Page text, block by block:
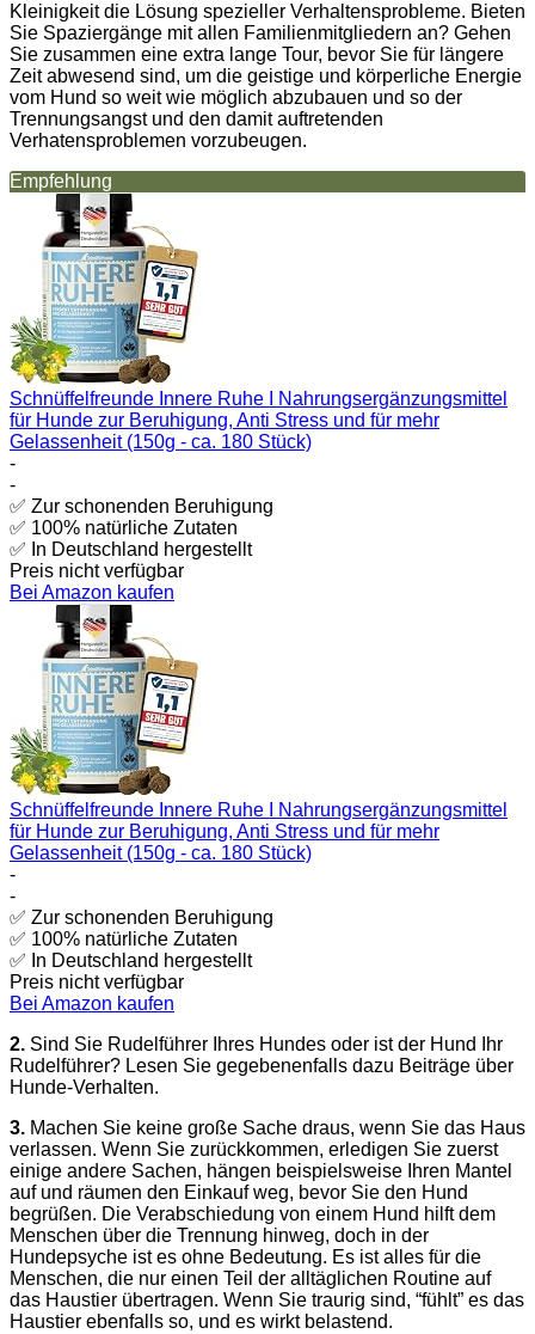
Kleinigkeit die Lösung spezieller Verhaltensprobleme. Bieten
Sie Spaziergänge mit allen Familienmitgliedern an? Gehen
Sie zusammen eine extra lange Tour, bevor Sie für längere
Zeit abwesend sind, um die geistige und körperliche Energie
vom Hund so weit wie möglich abzubauen und so der
Trennungsangst und den damit auftretenden
Verhatensproblemen vorzubeugen.
Empfehlung
Schnüffelfreunde Innere Ruhe I Nahrungsergänzungsmittel
für Hunde zur Beruhigung, Anti Stress und für mehr
Gelassenheit (150g - ca. 180 Stück)
-
-
✅ Zur schonenden Beruhigung
✅ 100% natürliche Zutaten
✅ In Deutschland hergestellt
Preis nicht verfügbar
Bei Amazon kaufen
Schnüffelfreunde Innere Ruhe I Nahrungsergänzungsmittel
für Hunde zur Beruhigung, Anti Stress und für mehr
Gelassenheit (150g - ca. 180 Stück)
-
-
✅ Zur schonenden Beruhigung
✅ 100% natürliche Zutaten
✅ In Deutschland hergestellt
Preis nicht verfügbar
Bei Amazon kaufen
2. Sind Sie Rudelführer Ihres Hundes oder ist der Hund Ihr
Rudelführer? Lesen Sie gegebenenfalls dazu Beiträge über
Hunde-Verhalten.
3. Machen Sie keine große Sache draus, wenn Sie das Haus
verlassen. Wenn Sie zurückkommen, erledigen Sie zuerst
einige andere Sachen, hängen beispielsweise Ihren Mantel
auf und räumen den Einkauf weg, bevor Sie den Hund
begrüßen. Die Verabschiedung von einem Hund hilft dem
Menschen über die Trennung hinweg, doch in der
Hundepsyche ist es ohne Bedeutung. Es ist alles für die
Menschen, die nur einen Teil der alltäglichen Routine auf
das Haustier übertragen. Wenn Sie traurig sind, “fühlt” es das
Haustier ebenfalls so, und es wirkt belastend.